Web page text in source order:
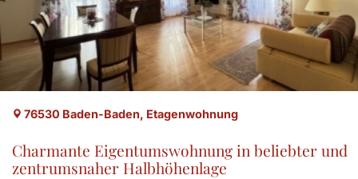
76530 Baden-Baden, Etagenwohnung
Charmante Eigentumswohnung in beliebter und
zentrumsnaher Halbhöhenlage